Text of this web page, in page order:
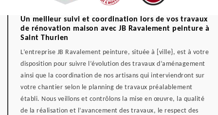
Un meilleur suivi et coordination lors de vos travaux
de rénovation maison avec JB Ravalement peinture à
Saint Thurien
L’entreprise JB Ravalement peinture, située à [ville}, est à votre
disposition pour suivre l’évolution des travaux d’aménagement
ainsi que la coordination de nos artisans qui interviendront sur
votre chantier selon le planning de travaux préalablement
établi. Nous veillons et contrôlons la mise en œuvre, la qualité
de la réalisation et l’avancement des travaux, le respect des